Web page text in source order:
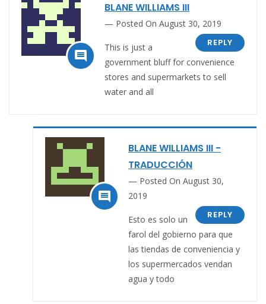

BLANE WILLIAMS III
Posted On August 30, 2019
REPLY
This is just a
government bluff for convenience
stores and supermarkets to sell
water and all

BLANE WILLIAMS III -
TRADUCCIÓN
Posted On August 30,
2019
REPLY
Esto es solo un
farol del gobierno para que
las tiendas de conveniencia y
los supermercados vendan
agua y todo